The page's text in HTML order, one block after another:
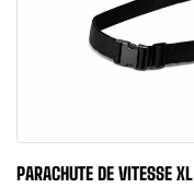
PARACHUTE DE VITESSE XL